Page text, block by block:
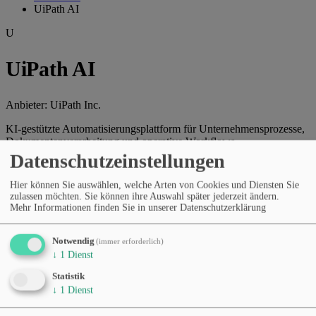
UiPath AI
U
UiPath AI
Anbieter: UiPath Inc.
KI-gestützte Automatisierungsplattform für Unternehmensprozesse,
Dokumentenverarbeitung und operative Workflows.
Webseite des Anbieters
Kategorien
Produktivität & WorkflowsKI-Agenten & Automatisierung
E-Commerce & HandelRecht und
Preismodell
Kostenloser Tarif
Englisch
Was dieses Tool kann
Datenschutzeinstellungen
Hier können Sie auswählen, welche Arten von Cookies und Diensten Sie
zulassen möchten. Sie können ihre Auswahl später jederzeit ändern.
Mehr Informationen finden Sie in unserer Datenschutzerklärung
Notwendig (immer erforderlich)
↓ 1 Dienst
Statistik
↓ 1 Dienst